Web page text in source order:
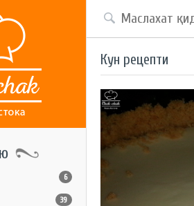
6
39
Кун рецепти